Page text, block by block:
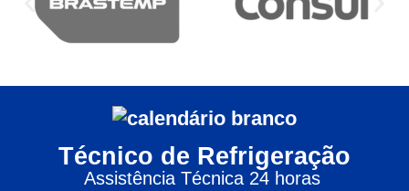
Técnico de Refrigeração
Assistência Técnica 24 horas